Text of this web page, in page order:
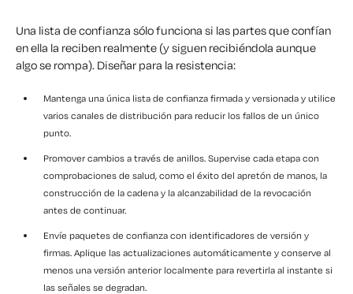
Una lista de confianza sólo funciona si las partes que confían
en ella la reciben realmente (y siguen recibiéndola aunque
algo se rompa). Diseñar para la resistencia:
Mantenga una única lista de confianza firmada y versionada y utilice
varios canales de distribución para reducir los fallos de un único
punto.
Promover cambios a través de anillos. Supervise cada etapa con
comprobaciones de salud, como el éxito del apretón de manos, la
construcción de la cadena y la alcanzabilidad de la revocación
antes de continuar.
Envíe paquetes de confianza con identificadores de versión y
firmas. Aplique las actualizaciones automáticamente y conserve al
menos una versión anterior localmente para revertirla al instante si
las señales se degradan.